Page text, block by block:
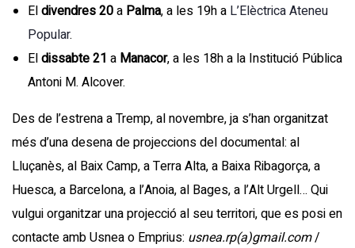
Eldivendres 20a Palma, a les 19h a L’Elèctrica Ateneu
Popular.
Eldissabte 21 a Manacor, a les 18h a la Institució Pública
Antoni M. Alcover.
Des de l’estrena a Tremp, al novembre, ja s’han organitzat
més d’una desena de projeccions del documental: al
Lluçanès, al Baix Camp, a Terra Alta, a Baixa Ribagorça, a
Huesca, a Barcelona, a l’Anoia, al Bages, a l’Alt Urgell… Qui
vulgui organitzar una projecció al seu territori, que es posi en
contacte amb Usnea o Emprius: usnea.rp(a)gmail.com/